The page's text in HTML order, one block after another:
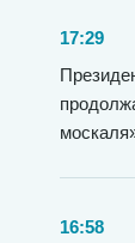
17:29
16:58